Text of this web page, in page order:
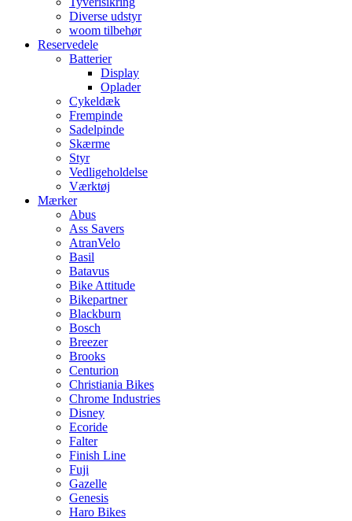
Diverse udstyr
woom tilbehør
Reservedele
Batterier
Display
Oplader
Cykeldæk
Frempinde
Sadelpinde
Skærme
Styr
Vedligeholdelse
Værktøj
Mærker
Abus
Ass Savers
AtranVelo
Basil
Batavus
Bike Attitude
Bikepartner
Blackburn
Bosch
Breezer
Brooks
Centurion
Christiania Bikes
Chrome Industries
Disney
Ecoride
Falter
Finish Line
Fuji
Gazelle
Genesis
Haro Bikes